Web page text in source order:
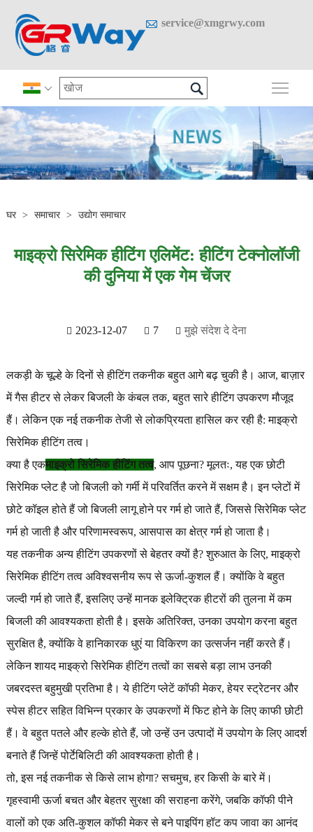
 service@xmgrwy.com
  मुख्य
घर > समाचार > उद्योग समाचार
माइक्रो सिरेमिक हीटिंग एलिमेंट: हीटिंग टेक्नोलॉजी
की दुनिया में एक गेम चेंजर
2023-12-07 7 मुझे संदेश दे देना
लकड़ी के चूल्हे के दिनों से हीटिंग तकनीक बहुत आगे बढ़ चुकी है। आज, बाज़ार
में गैस हीटर से लेकर बिजली के कंबल तक, बहुत सारे हीटिंग उपकरण मौजूद
हैं। लेकिन एक नई तकनीक तेजी से लोकप्रियता हासिल कर रही है: माइक्रो
सिरेमिक हीटिंग तत्व।
क्या है एकमाइक्रो सिरेमिक हीटिंग तत्व, आप पूछना? मूलतः, यह एक छोटी
सिरेमिक प्लेट है जो बिजली को गर्मी में परिवर्तित करने में सक्षम है। इन प्लेटों में
छोटे कॉइल होते हैं जो बिजली लागू होने पर गर्म हो जाते हैं, जिससे सिरेमिक प्लेट
गर्म हो जाती है और परिणामस्वरूप, आसपास का क्षेत्र गर्म हो जाता है।
यह तकनीक अन्य हीटिंग उपकरणों से बेहतर क्यों है? शुरुआत के लिए, माइक्रो
सिरेमिक हीटिंग तत्व अविश्वसनीय रूप से ऊर्जा-कुशल हैं। क्योंकि वे बहुत
जल्दी गर्म हो जाते हैं, इसलिए उन्हें मानक इलेक्ट्रिक हीटरों की तुलना में कम
बिजली की आवश्यकता होती है। इसके अतिरिक्त, उनका उपयोग करना बहुत
सुरक्षित है, क्योंकि वे हानिकारक धुएं या विकिरण का उत्सर्जन नहीं करते हैं।
लेकिन शायद माइक्रो सिरेमिक हीटिंग तत्वों का सबसे बड़ा लाभ उनकी
जबरदस्त बहुमुखी प्रतिभा है। ये हीटिंग प्लेटें कॉफी मेकर, हेयर स्ट्रेटनर और
स्पेस हीटर सहित विभिन्न प्रकार के उपकरणों में फिट होने के लिए काफी छोटी
हैं। वे बहुत पतले और हल्के होते हैं, जो उन्हें उन उत्पादों में उपयोग के लिए आदर्श
बनाते हैं जिन्हें पोर्टेबिलिटी की आवश्यकता होती है।
तो, इस नई तकनीक से किसे लाभ होगा? सचमुच, हर किसी के बारे में।
गृहस्वामी ऊर्जा बचत और बेहतर सुरक्षा की सराहना करेंगे, जबकि कॉफी पीने
वालों को एक अति-कुशल कॉफी मेकर से बने पाइपिंग हॉट कप जावा का आनंद